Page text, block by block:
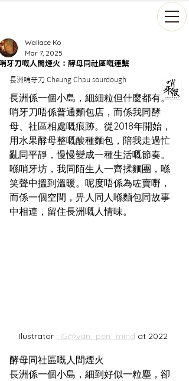
牙刀嘅人間煙火：酵母同社區嘅連繫
Wallace Ko
Mar 7, 2025
長洲哨牙刀 Cheung Chau sourdough
長洲係一個小島，細細粒但什麼都有。
哨牙刀唔係普通麵包店，而係我同酵
母、社區相處嘅痕跡。從2018年開始，
用水果酵母整嘅酸種麵包，陪我走過忙
亂同平靜，慢慢變成一種生活嘅節奏。
喺哨牙坊，我同陌生人一齊揉麵團，喺
笑聲中搵到溫暖。呢度唔係為咗賣嘢，
而係一個空間，畀人同人喺麵包同故事
中相連，留住長洲嘅人情味。
Ilustrator : IG@van_pen_mind at 2022
酵母同社區嘅人間煙火
長洲係一個小島，細到好似一粒塵，卻